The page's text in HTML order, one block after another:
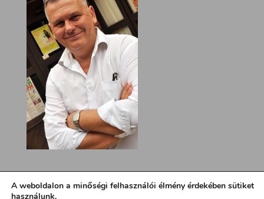
A weboldalon a minőségi felhasználói élmény érdekében sütiket
használunk.